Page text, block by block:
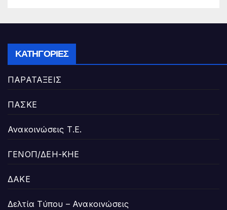
ΚΑΤΗΓΟΡΊΕΣ
ΠΑΡΑΤΑΞΕΙΣ
ΠΑΣΚΕ
Ανακοινώσεις Τ.Ε.
ΓΕΝΟΠ/ΔΕΗ-ΚΗΕ
ΔΑΚΕ
Δελτία Τύπου – Ανακοινώσεις